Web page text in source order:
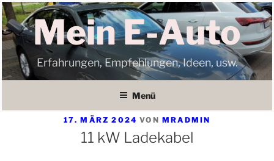
Zum
Inhalt
springenMein E-Auto
Erfahrungen, Empfehlungen, Ideen, usw.
Menü
VERÖFFENTLICHT
17. MÄRZ 2024 VON MRADMIN
11 kW Ladekabel